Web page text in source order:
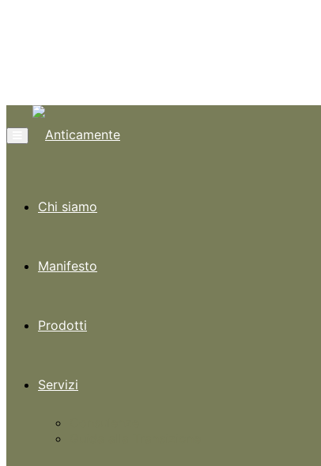
Menù
Chi siamo
Manifesto
Prodotti
Servizi